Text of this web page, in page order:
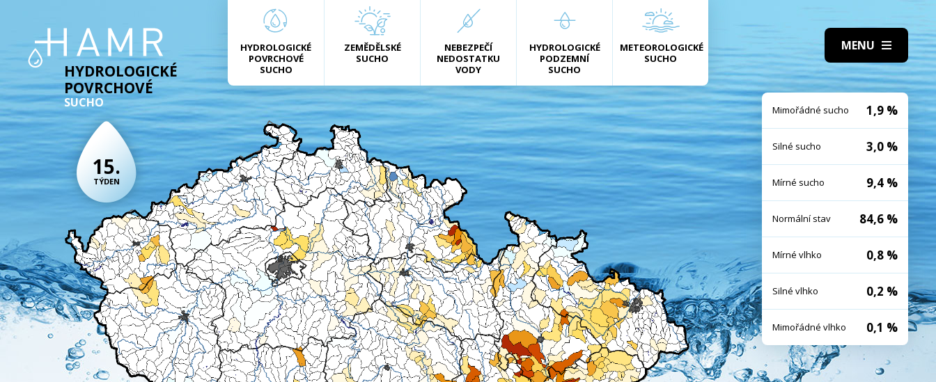
HYDROLOGICKÉ
POVRCHOVÉ
SUCHO
ZEMĚDĚLSKÉ
SUCHO
NEBEZPEČÍ
NEDOSTATKU
VODY
HYDROLOGICKÉ
PODZEMNÍ
SUCHO
METEOROLOGICKÉ
SUCHO
HYDROLOGICKÉ
POVRCHOVÉ
SUCHO
15.
TÝDEN
Mimořádné sucho 1,9 %
Silné sucho 3,0 %
Mírné sucho 9,4 %
Normální stav 84,6 %
Mírné vlhko 0,8 %
Silné vlhko 0,2 %
Mimořádné vlhko 0,1 %